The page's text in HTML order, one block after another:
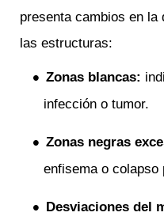
presenta cambios en la
las estructuras:
Zonas blancas:
infección o tumor.
Zonas negras
enfisema o colapso
Desviaciones del